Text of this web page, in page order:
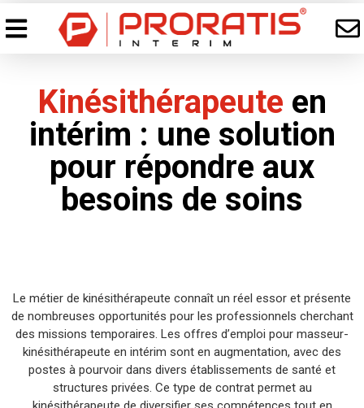
Kinésithérapeute en
intérim : une solution
pour répondre aux
besoins de soins
Le métier de kinésithérapeute connaît un réel essor et présente
de nombreuses opportunités pour les professionnels cherchant
des missions temporaires. Les offres d’emploi pour masseur-
kinésithérapeute en intérim sont en augmentation, avec des
postes à pourvoir dans divers établissements de santé et
structures privées. Ce type de contrat permet au